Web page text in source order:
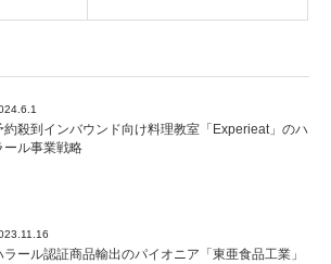
約殺到インバウンド向け料理教室「Experieat」のハ
ール事業戦略
ラール認証商品輸出のパイオニア「東亜食品工業」